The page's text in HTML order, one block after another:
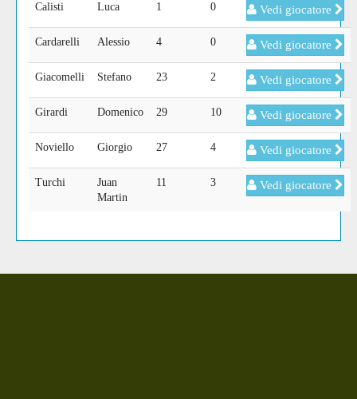
Calisti Luca 1 0 Vedi giocatore
Cardarelli Alessio 4 0 Vedi giocatore
Giacomelli Stefano 23 2 Vedi giocatore
Girardi Domenico 29 10 Vedi giocatore
Noviello Giorgio 27 4 Vedi giocatore
Turchi
Juan
Martin
11 3 Vedi giocatore